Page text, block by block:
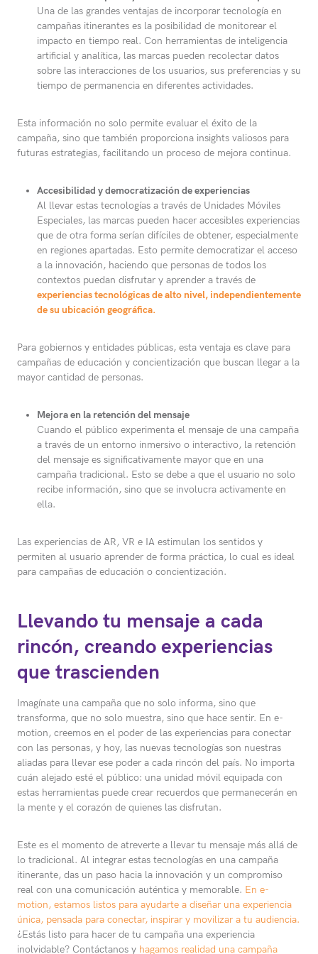
Una de las grandes ventajas de incorporar tecnología en
campañas itinerantes es la posibilidad de monitorear el
impacto en tiempo real. Con herramientas de inteligencia
artificial y analítica, las marcas pueden recolectar datos
sobre las interacciones de los usuarios, sus preferencias y su
tiempo de permanencia en diferentes actividades.
Esta información no solo permite evaluar el éxito de la
campaña, sino que también proporciona insights valiosos para
futuras estrategias, facilitando un proceso de mejora continua.
Accesibilidad y democratización de experiencias
Al llevar estas tecnologías a través de Unidades Móviles
Especiales, las marcas pueden hacer accesibles experiencias
que de otra forma serían difíciles de obtener, especialmente
en regiones apartadas. Esto permite democratizar el acceso
a la innovación, haciendo que personas de todos los
contextos puedan disfrutar y aprender a través de
experiencias tecnológicas de alto nivel, independientemente
de su ubicación geográfica.
Para gobiernos y entidades públicas, esta ventaja es clave para
campañas de educación y concientización que buscan llegar a la
mayor cantidad de personas.
Mejora en la retención del mensaje
Cuando el público experimenta el mensaje de una campaña
a través de un entorno inmersivo o interactivo, la retención
del mensaje es significativamente mayor que en una
campaña tradicional. Esto se debe a que el usuario no solo
recibe información, sino que se involucra activamente en
ella.
Las experiencias de AR, VR e IA estimulan los sentidos y
permiten al usuario aprender de forma práctica, lo cual es ideal
para campañas de educación o concientización.
Llevando tu mensaje a cada
rincón, creando experiencias
que trascienden
Imagínate una campaña que no solo informa, sino que
transforma, que no solo muestra, sino que hace sentir. En e-
motion, creemos en el poder de las experiencias para conectar
con las personas, y hoy, las nuevas tecnologías son nuestras
aliadas para llevar ese poder a cada rincón del país. No importa
cuán alejado esté el público: una unidad móvil equipada con
estas herramientas puede crear recuerdos que permanecerán en
la mente y el corazón de quienes las disfrutan.
Este es el momento de atreverte a llevar tu mensaje más allá de
lo tradicional. Al integrar estas tecnologías en una campaña
itinerante, das un paso hacia la innovación y un compromiso
real con una comunicación auténtica y memorable. En e-
motion, estamos listos para ayudarte a diseñar una experiencia
única, pensada para conectar, inspirar y movilizar a tu audiencia.
¿Estás listo para hacer de tu campaña una experiencia
inolvidable? Contáctanos y hagamos realidad una campaña